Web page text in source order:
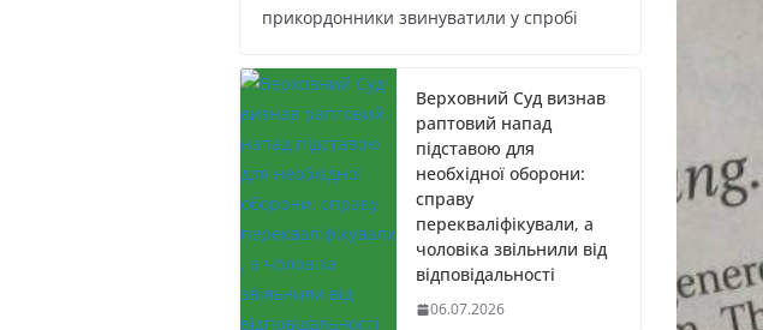
прикордонники звинуватили у спробі
Верховний Суд визнав
раптовий напад
підставою для
необхідної оборони:
справу
перекваліфікували, а
чоловіка звільнили від
відповідальності
06.07.2026